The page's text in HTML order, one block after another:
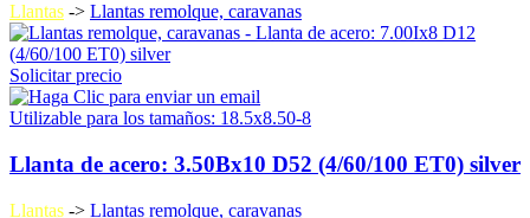
Llantas -> Llantas remolque, caravanas
Solicitar precio
Utilizable para los tamaños: 18.5x8.50-8
Llanta de acero: 3.50Bx10 D52 (4/60/100 ET0) silver
Llantas -> Llantas remolque, caravanas